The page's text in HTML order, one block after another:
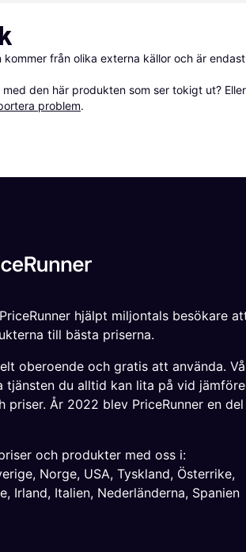
kommer från olika externa källor och är
den här produkten som ser tokigt ut?
problem.
hjälpt miljontals besökare
till bästa priserna.
oberoende och gratis att använda.
tjänsten du alltid kan lita på vid
priser. År 2022 blev PriceRunner en
och produkter med oss i:
, Norge, USA, Tyskland, Österrike,
, Irland, Italien, Nederländerna, Spanien